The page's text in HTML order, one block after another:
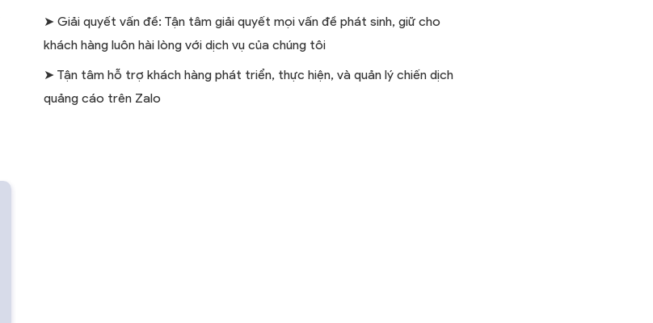
➤ Giải quyết vấn đề: Tận tâm giải quyết mọi vấn đề phát sinh, giữ cho
khách hàng luôn hài lòng với dịch vụ của chúng tôi
➤ Tận tâm hỗ trợ khách hàng phát triển, thực hiện, và quản lý chiến dịch
quảng cáo trên Zalo